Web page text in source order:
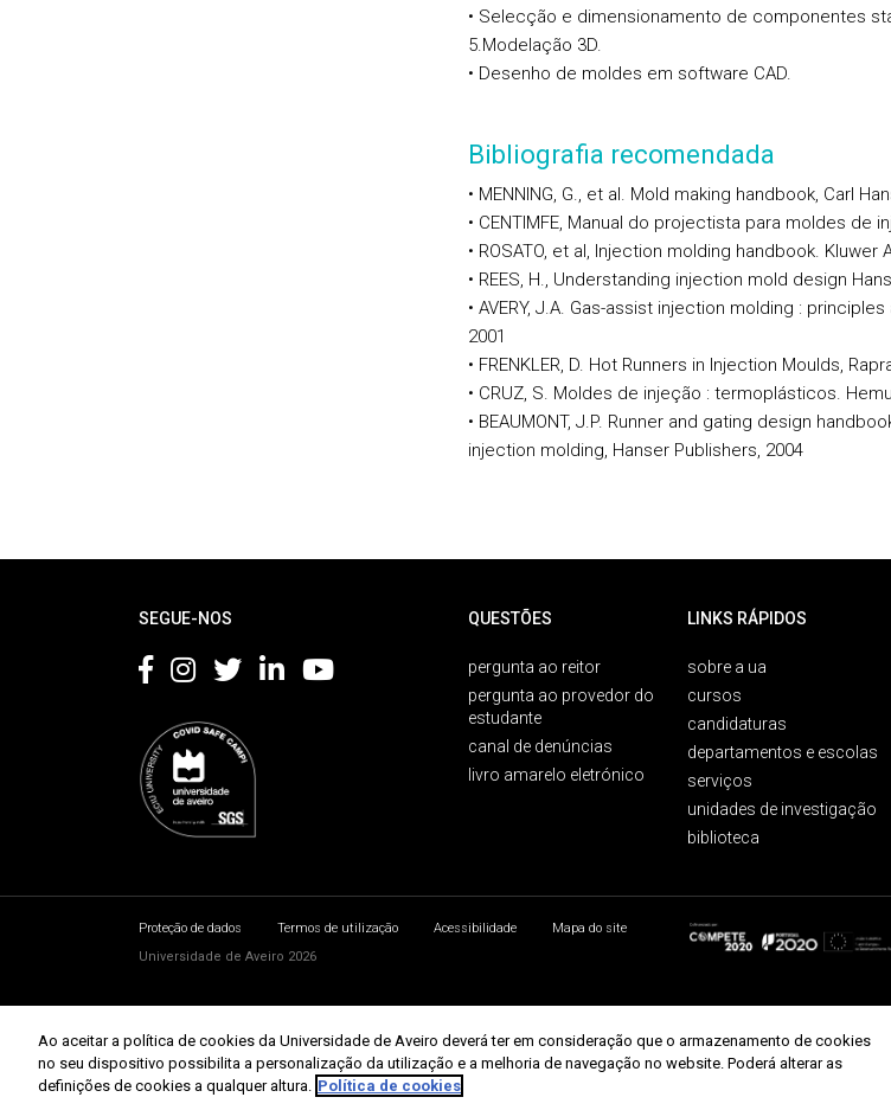
• Selecção e dimensionamento de componentes
5.Modelação 3D.
• Desenho de moldes em software CAD.
Bibliografia recomendada
• MENNING, G., et al. Mold making handbook, Carl
• CENTIMFE, Manual do projectista para moldes de
• ROSATO, et al, Injection molding handbook.
• REES, H., Understanding injection mold design
• AVERY, J.A. Gas-assist injection molding :
2001
• FRENKLER, D. Hot Runners in Injection Moulds,
• CRUZ, S. Moldes de injeção : termoplásticos.
• BEAUMONT, J.P. Runner and gating design
injection molding, Hanser Publishers, 2004
SEGUE-NOS QUESTÕES
pergunta ao reitor
pergunta ao provedor do
estudante
canal de denúncias
livro amarelo eletrónico
LINKS RÁPIDOS
sobre a ua
cursos
candidaturas
departamentos e escolas
serviços
unidades de investigação
biblioteca
Proteção de dados Termos de utilização Acessibilidade
Mapa do site
Universidade de Aveiro 2026
Ao aceitar a política de cookies da Universidade de Aveiro deverá ter em consideração que o armazenamento de cookies
no seu dispositivo possibilita a personalização da utilização e a melhoria de navegação no website. Poderá alterar as
definições de cookies a qualquer altura. Política de cookies